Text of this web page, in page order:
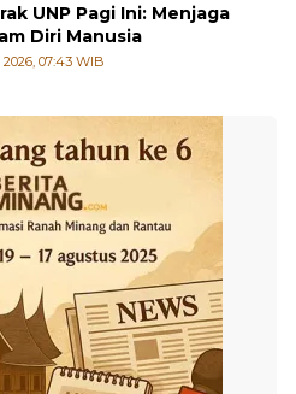
UNP Pagi Ini: Menjaga
Diri Manusia
07:43 WIB